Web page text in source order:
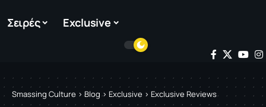
Σειρές Exclusive
Smassing Culture >Blog> Exclusive > Exclusive Reviews